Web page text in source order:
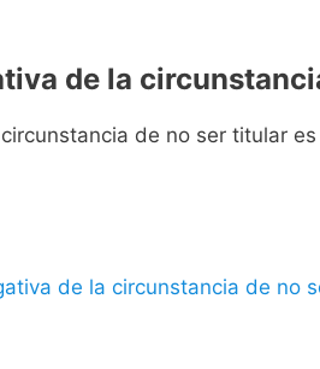
de la
de no ser titular
de la circunstancia de no